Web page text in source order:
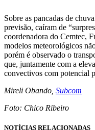
Sobre as pancadas de
previsão, caíram de
coordenadora do Cemtec,
modelos meteorológicos
porém é observado o
que, juntamente com a
convectivos com potencial
Mireli Obando, Subcom
Foto: Chico Ribeiro
NOTÍCIAS RELACIONADAS